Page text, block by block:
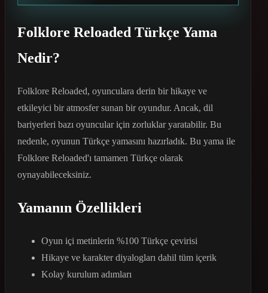
Folklore Reloaded Türkçe Yama
Nedir?
Folklore Reloaded, oyunculara derin bir hikaye ve
etkileyici bir atmosfer sunan bir oyundur. Ancak, dil
bariyerleri bazı oyuncular için zorluklar yaratabilir. Bu
nedenle, oyunun Türkçe yamasını hazırladık. Bu yama ile
Folklore Reloaded'ı tamamen Türkçe olarak
oynayabileceksiniz.
Yamanın Özellikleri
Oyun içi metinlerin %100 Türkçe çevirisi
Hikaye ve karakter diyalogları dahil tüm içerik
Kolay kurulum adımları